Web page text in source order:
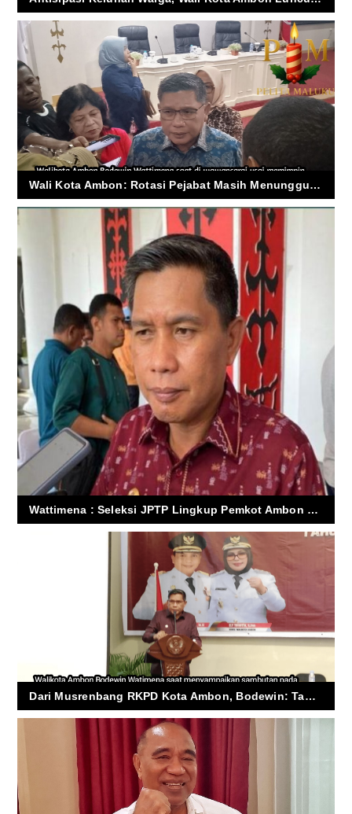
Wali Kota Ambon: Rotasi Pejabat Masih Menunggu BKPSDM
Wattimena : Seleksi JPTP Lingkup Pemkot Ambon Masih Menunggu Hasil
Dari Musrenbang RKPD Kota Ambon, Bodewin: Tanpa Inovasi, Ambon Bisa Tertinggal